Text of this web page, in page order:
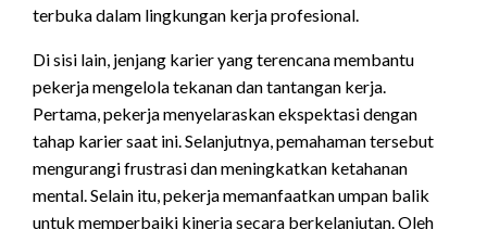
terbuka dalam lingkungan kerja profesional.
Di sisi lain, jenjang karier yang terencana membantu
pekerja mengelola tekanan dan tantangan kerja.
Pertama, pekerja menyelaraskan ekspektasi dengan
tahap karier saat ini. Selanjutnya, pemahaman tersebut
mengurangi frustrasi dan meningkatkan ketahanan
mental. Selain itu, pekerja memanfaatkan umpan balik
untuk memperbaiki kinerja secara berkelanjutan. Oleh